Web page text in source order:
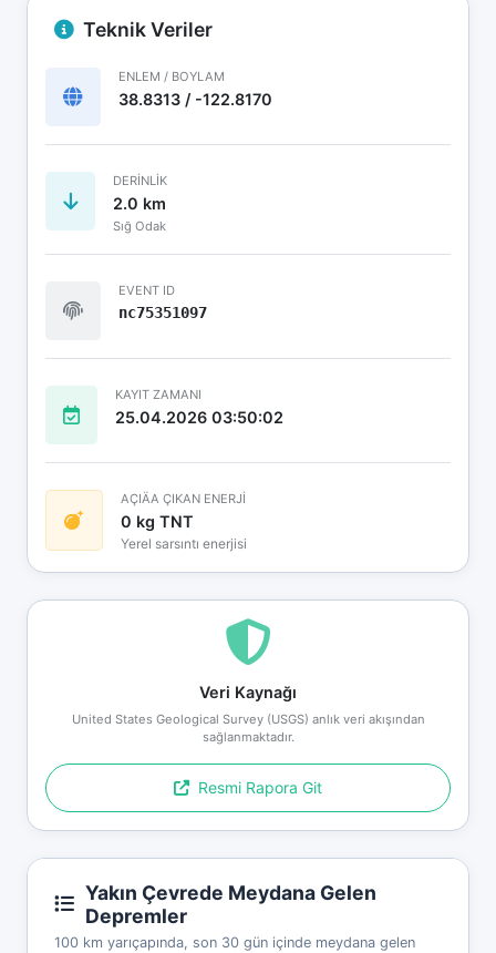
Teknik Veriler
ENLEM / BOYLAM
38.8313 / -122.8170
DERINLIK
2.0 km
Sığ Odak
EVENT ID
nc75351097
KAYIT ZAMANI
25.04.2026 03:50:02
AÇIÄA ÇIKAN ENERJİ
0 kg TNT
Yerel sarsıntı enerjisi
Veri Kaynağı
United States Geological Survey (USGS) anlık veri akışından
sağlanmaktadır.
Resmi Rapora Git
Yakın Çevrede Meydana Gelen
Depremler
100 km yarıçapında, son 30 gün içinde meydana gelen